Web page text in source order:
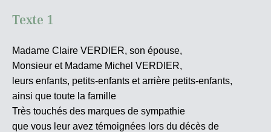
Texte 1
Madame Claire VERDIER, son épouse,
Monsieur et Madame Michel VERDIER,
leurs enfants, petits-enfants et arrière petits-enfants,
ainsi que toute la famille
Très touchés des marques de sympathie
que vous leur avez témoignées lors du décès de